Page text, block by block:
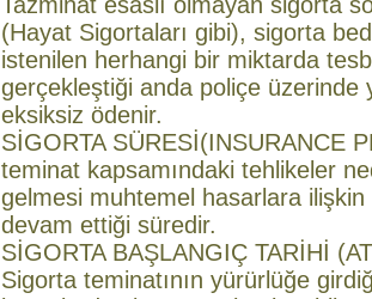
(Hayat Sigortaları gibi), sigorta
istenilen herhangi bir miktarda
gerçekleştiği anda poliçe üzerinde
eksiksiz ödenir.
SİGORTA SÜRESİ(INSURANCE
teminat kapsamındaki tehlikeler
gelmesi muhtemel hasarlara ilişkin
devam ettiği süredir.
SİGORTA BAŞLANGIÇ TARİHİ
Sigorta teminatının yürürlüğe